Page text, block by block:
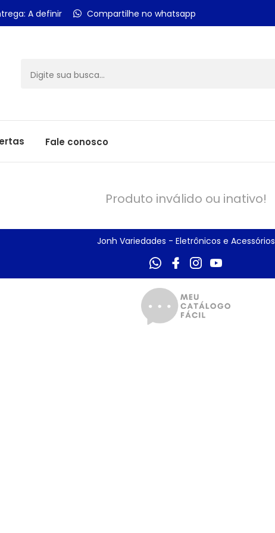
A definir Compartilhe no whatsapp
Fale conosco
Produto inválido ou inativo!
Jonh Variedades - Eletrônicos e Acessórios